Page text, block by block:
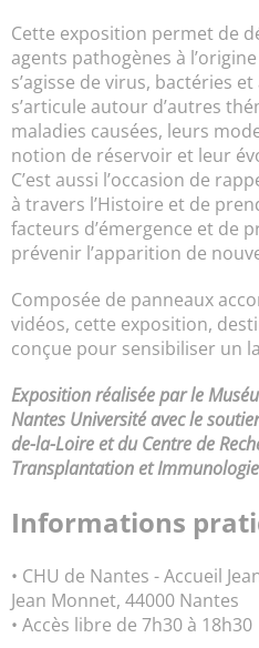
Cette exposition permet de
agents pathogènes à
s’agisse de virus, bactéries
s’articule autour d’autres
maladies causées, leurs
notion de réservoir et leur
C’est aussi l’occasion de
à travers l’Histoire et de
facteurs d’émergence et de
prévenir l’apparition de
Composée de panneaux
vidéos, cette exposition,
conçue pour sensibiliser un
Exposition réalisée par le
Nantes Université avec le
de-la-Loire et du Centre de
Transplantation et Immunologie
Informations
• CHU de Nantes - Accueil
Jean Monnet, 44000 Nantes
• Accès libre de 7h30 à 18h30